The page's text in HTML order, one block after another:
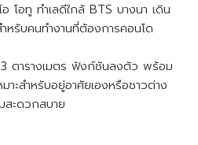
อ โอทู ทำเลดีใกล้ BTS บางนา เดิน
หรับคนทำงานที่ต้องการคอนโด
ตารางเมตร ฟังก์ชันลงตัว พร้อม
าะสำหรับอยู่อาศัยเองหรือชาวต่าง
สะดวกสบาย